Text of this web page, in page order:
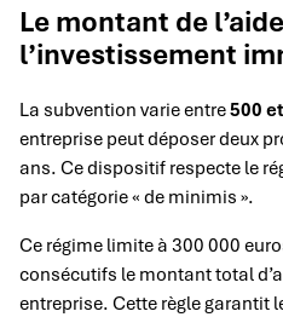
Le montant de
l’investissement
La subvention varie entre500
entreprise peut déposer deux
ans. Ce dispositif respecte le
par catégorie « de minimis ».
Ce régime limite à 300 000
consécutifs le montant total
entreprise. Cette règle garantit